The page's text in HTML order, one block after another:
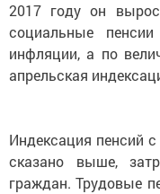
2017 году он
социальные
инфляции, а по
апрельская
Индексация пенсий
сказано выше,
граждан. Трудовые